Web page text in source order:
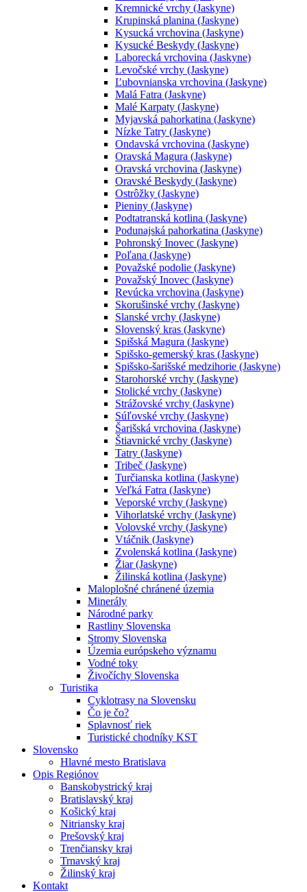
Kremnické vrchy (Jaskyne)
Krupinská planina (Jaskyne)
Kysucká vrchovina (Jaskyne)
Kysucké Beskydy (Jaskyne)
Laborecká vrchovina (Jaskyne)
Levočské vrchy (Jaskyne)
Ľubovnianska vrchovina (Jaskyne)
Malá Fatra (Jaskyne)
Malé Karpaty (Jaskyne)
Myjavská pahorkatina (Jaskyne)
Nízke Tatry (Jaskyne)
Ondavská vrchovina (Jaskyne)
Oravská Magura (Jaskyne)
Oravská vrchovina (Jaskyne)
Oravské Beskydy (Jaskyne)
Ostrôžky (Jaskyne)
Pieniny (Jaskyne)
Podtatranská kotlina (Jaskyne)
Podunajská pahorkatina (Jaskyne)
Pohronský Inovec (Jaskyne)
Poľana (Jaskyne)
Považské podolie (Jaskyne)
Považský Inovec (Jaskyne)
Revúcka vrchovina (Jaskyne)
Skorušinské vrchy (Jaskyne)
Slanské vrchy (Jaskyne)
Slovenský kras (Jaskyne)
Spišská Magura (Jaskyne)
Spišsko-gemerský kras (Jaskyne)
Spišsko-šarišské medzihorie (Jaskyne)
Starohorské vrchy (Jaskyne)
Stolické vrchy (Jaskyne)
Strážovské vrchy (Jaskyne)
Súľovské vrchy (Jaskyne)
Šarišská vrchovina (Jaskyne)
Štiavnické vrchy (Jaskyne)
Tatry (Jaskyne)
Tribeč (Jaskyne)
Turčianska kotlina (Jaskyne)
Veľká Fatra (Jaskyne)
Veporské vrchy (Jaskyne)
Vihorlatské vrchy (Jaskyne)
Volovské vrchy (Jaskyne)
Vtáčnik (Jaskyne)
Zvolenská kotlina (Jaskyne)
Žiar (Jaskyne)
Žilinská kotlina (Jaskyne)
Maloplošné chránené územia
Minerály
Národné parky
Rastliny Slovenska
Stromy Slovenska
Územia európskeho významu
Vodné toky
Živočíchy Slovenska
Turistika
Cyklotrasy na Slovensku
Čo je čo?
Splavnosť riek
Turistické chodníky KST
Slovensko
Hlavné mesto Bratislava
Opis Regiónov
Banskobystrický kraj
Bratislavský kraj
Košický kraj
Nitriansky kraj
Prešovský kraj
Trenčiansky kraj
Trnavský kraj
Žilinský kraj
Kontakt